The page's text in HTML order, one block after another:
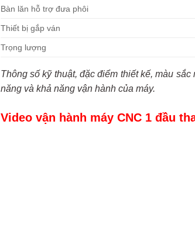
Bàn lăn hỗ trợ đưa phôi
Thiết bị gắp ván
Trọng lượng
Thông số kỹ thuật, đặc điểm thiết kế, màu
năng và khả năng vận hành của máy.
Video vận hành máy CNC 1 đầu